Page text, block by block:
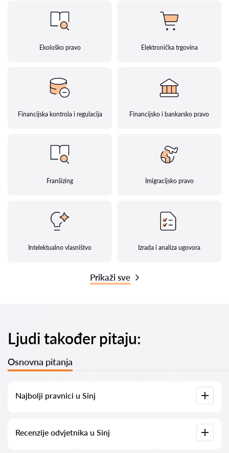
Ekološko pravo Elektronička trgovina
Financijska kontrola i regulacija Financijsko i bankarsko pravo
Franšizing Imigracijsko pravo
Intelektualno vlasništvo Izrada i analiza ugovora
Prikaži sve
Ljudi također pitaju:
Osnovna pitanja
Najbolji pravnici u Sinj
informacijama. Cijene, recenzije, telefonski brojevi i adrese.
Recenzije odvjetnika u Sinj